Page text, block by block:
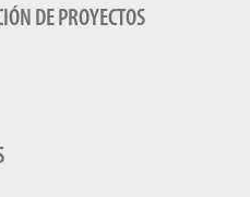
DE PROYECTOS